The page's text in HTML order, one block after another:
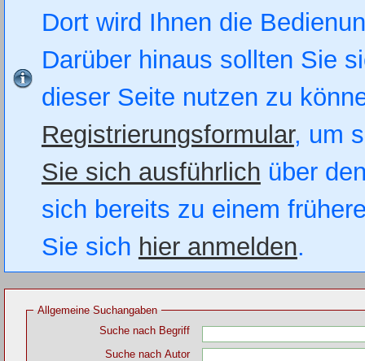
Dort wird Ihnen die
Darüber hinaus sollten Sie
dieser Seite nutzen zu
Registrierungsformular, um
Sie sich ausführlich über
sich bereits zu einem
Sie sich hier anmelden.
Allgemeine Suchangaben
Suche nach Begriff
Suche nach Autor